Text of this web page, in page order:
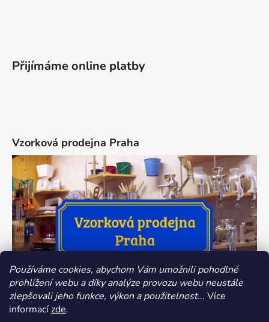
Používáme cookies, abychom Vám umožnili pohodlné
prohlížení webu a díky analýze provozu webu neustále
zlepšovali jeho funkce, výkon a použitelnost... Více
informacízde.
Přijímáme online platby
Vzorková prodejna Praha